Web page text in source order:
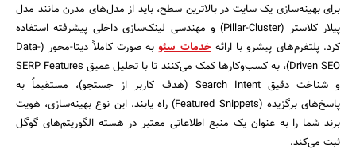
برای بهینه‌سازی یک سایت در بالاترین سطح، باید از مدل‌های مدرن مانند مدل
پیلار کلاستر (Pillar-Cluster) و مهندسی لینک‌سازی داخلی پیشرفته استفاده
کرد. پلتفرم‌های پیشرو با ارائهخدمات سئو
به صورت کاملاً دیتا-محور (Data-
Driven SEO)، به کسب‌وکارها کمک می‌کنند تا با تحلیل عمیق SERP Features
و شناخت دقیق Search Intent (هدف کاربر از جستجو)، مستقیماً به
پاسخ‌های برگزیده (Featured Snippets) راه یابند. این نوع بهینه‌سازی، هویت
برند شما را به عنوان یک منبع اطلاعاتی معتبر در هسته الگوریتم‌های گوگل
ثبت می‌کند.